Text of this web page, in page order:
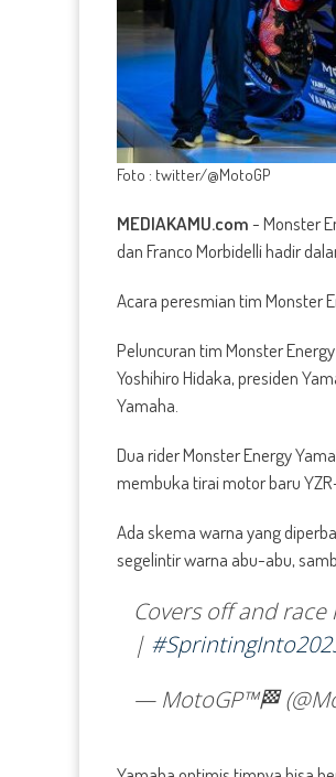
Foto : twitter/@MotoGP
MEDIAKAMU.com-Monster
dan Franco Morbidelli hadir
Acara peresmian tim Monster
Peluncuran tim Monster
Yoshihiro Hidaka, presiden
Yamaha.
Dua rider Monster Energy
membuka tirai motor baru
Ada skema warna yang
segelintir warna abu-abu,
Covers off and race
|
— MotoGP™🏁